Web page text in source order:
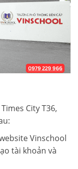
City T36,
Vinschool
tài khoản và